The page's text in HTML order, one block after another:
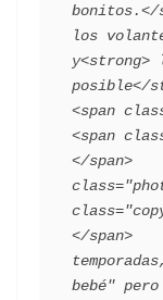
bonitos.</
los
y<strong>
posible</
<span
<span
</span>
</span>
bebé"